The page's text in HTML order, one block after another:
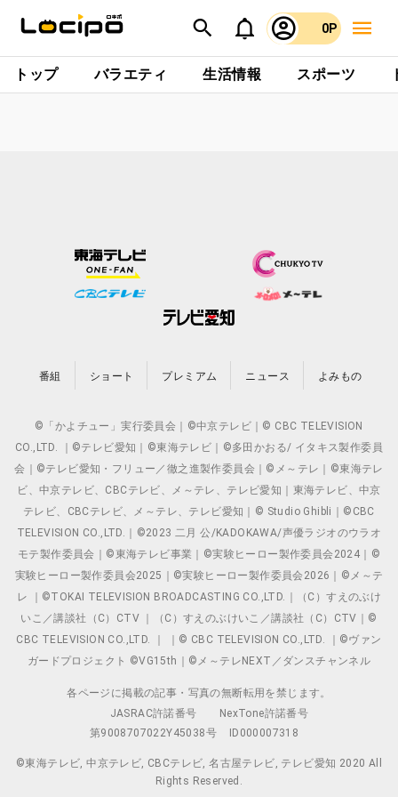
0P
トップ バラエティ 生活情報 スポーツ
番組 ショート プレミアム ニュース よみもの
©「かよチュー」実行委員会｜©中京テレビ｜© CBC TELEVISION
CO.,LTD. ｜©テレビ愛知｜©東海テレビ｜©多田かおる/ イタキス製作委員
会｜©テレビ愛知・フリュー／徹之進製作委員会｜©メ～テレ｜©東海テレ
ビ、中京テレビ、CBCテレビ、メ～テレ、テレビ愛知｜東海テレビ、中京
テレビ、CBCテレビ、メ～テレ、テレビ愛知｜© Studio Ghibli｜©CBC
TELEVISION CO.,LTD.｜©2023 二月 公/KADOKAWA/声優ラジオのウラオ
モテ製作委員会｜©東海テレビ事業｜©実験ヒーロー製作委員会2024｜©
実験ヒーロー製作委員会2025｜©実験ヒーロー製作委員会2026｜©メ～テ
レ ｜©TOKAI TELEVISION BROADCASTING CO.,LTD.｜（C）すえのぶけ
いこ／講談社（C）CTV ｜（C）すえのぶけいこ／講談社（C）CTV｜©
CBC TELEVISION CO.,LTD. ｜ ｜© CBC TELEVISION CO.,LTD. ｜©ヴァン
ガードプロジェクト ©VG15th｜©メ～テレNEXT／ダンスチャンネル
各ページに掲載の記事・写真の無断転用を禁じます。
JASRAC許諾番号
NexTone許諾番号
第9008707022Y45038号
ID000007318
©東海テレビ, 中京テレビ, CBCテレビ, 名古屋テレビ, テレビ愛知 2020 All
Rights Reserved.